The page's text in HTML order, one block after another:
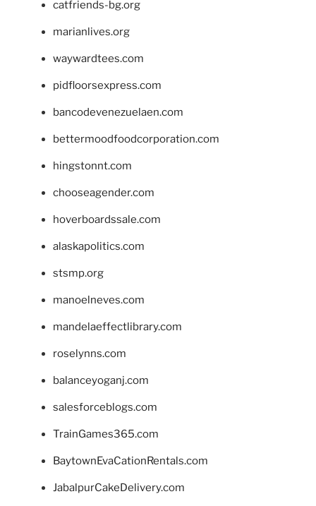
catfriends-bg.org
marianlives.org
waywardtees.com
pidfloorsexpress.com
bancodevenezuelaen.com
bettermoodfoodcorporation.com
hingstonnt.com
chooseagender.com
hoverboardssale.com
alaskapolitics.com
stsmp.org
manoelneves.com
mandelaeffectlibrary.com
roselynns.com
balanceyoganj.com
salesforceblogs.com
TrainGames365.com
BaytownEvaCationRentals.com
JabalpurCakeDelivery.com